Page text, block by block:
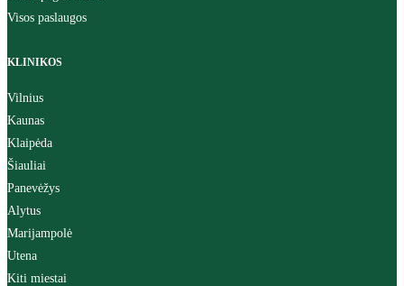
Visos paslaugos
KLINIKOS
Vilnius
Kaunas
Klaipėda
Šiauliai
Panevėžys
Alytus
Marijampolė
Utena
Kiti miestai